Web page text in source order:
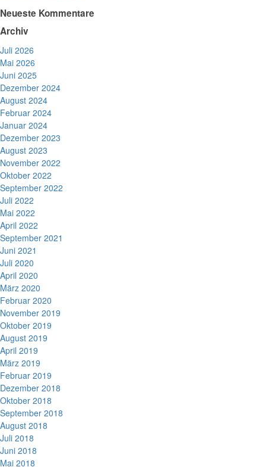
Neueste Kommentare
Archiv
Juli 2026
Mai 2026
Juni 2025
Dezember 2024
August 2024
Februar 2024
Januar 2024
Dezember 2023
August 2023
November 2022
Oktober 2022
September 2022
Juli 2022
Mai 2022
April 2022
September 2021
Juni 2021
Juli 2020
April 2020
März 2020
Februar 2020
November 2019
Oktober 2019
August 2019
April 2019
März 2019
Februar 2019
Dezember 2018
Oktober 2018
September 2018
August 2018
Juli 2018
Juni 2018
Mai 2018